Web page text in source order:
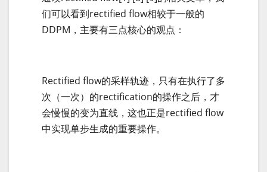
们可以看到rectified flow相较于一般的
DDPM，主要有三点核心的观点：
Rectified flow的采样轨迹，只有在执行了多
次（一次）的rectification的操作之后，才
会慢慢的变为直线，这也正是rectified flow
中实现单步生成的重要操作。